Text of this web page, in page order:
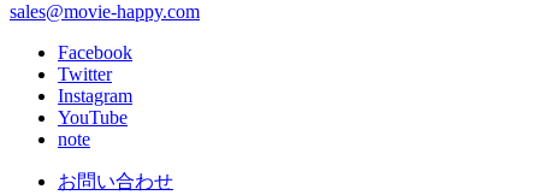
sales@movie-happy.com
Facebook
Twitter
Instagram
YouTube
note
お問い合わせ